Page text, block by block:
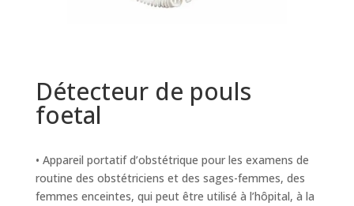
Détecteur de pouls
foetal
• Appareil portatif d’obstétrique pour les examens de
routine des obstétriciens et des sages-femmes, des
femmes enceintes, qui peut être utilisé à l’hôpital, à la